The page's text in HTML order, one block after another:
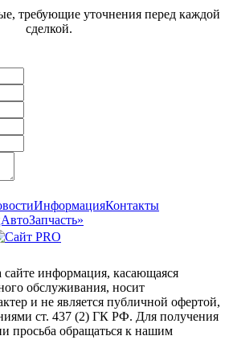
требующие уточнения перед каждой
сделкой.
ИнформацияКонтакты
сайте информация, касающаяся
обслуживания, носит
и не является публичной офертой,
ст. 437 (2) ГК РФ. Для получения
просьба обращаться к нашим